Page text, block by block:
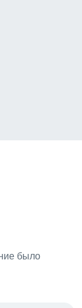
было